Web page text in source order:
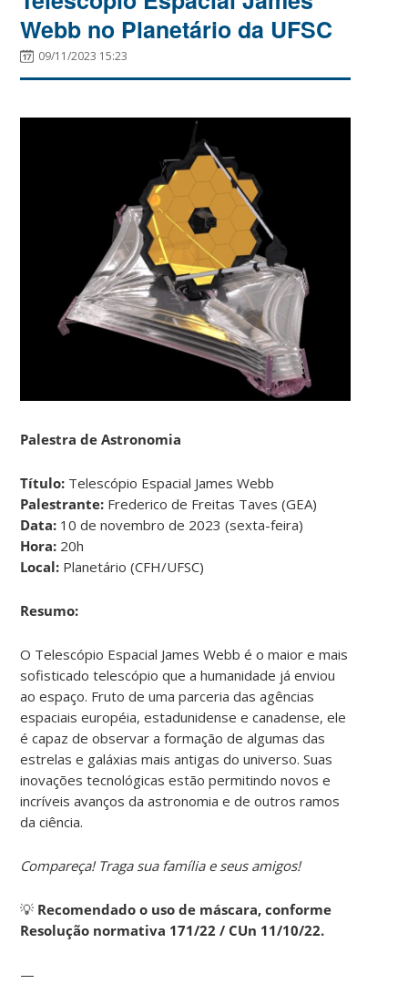
Webb no Planetário da UFSC
09/11/2023 15:23
Palestra de Astronomia
Título: Telescópio Espacial James Webb
Palestrante: Frederico de Freitas Taves (GEA)
Data: 10 de novembro de 2023 (sexta-feira)
Hora: 20h
Local: Planetário (CFH/UFSC)
Resumo:
O Telescópio Espacial James Webb é o maior e mais
sofisticado telescópio que a humanidade já enviou
ao espaço. Fruto de uma parceria das agências
espaciais européia, estadunidense e canadense, ele
é capaz de observar a formação de algumas das
estrelas e galáxias mais antigas do universo. Suas
inovações tecnológicas estão permitindo novos e
incríveis avanços da astronomia e de outros ramos
da ciência.
Compareça! Traga sua família e seus amigos!
💡 Recomendado o uso de máscara, conforme
Resolução normativa 171/22 / CUn 11/10/22.
—